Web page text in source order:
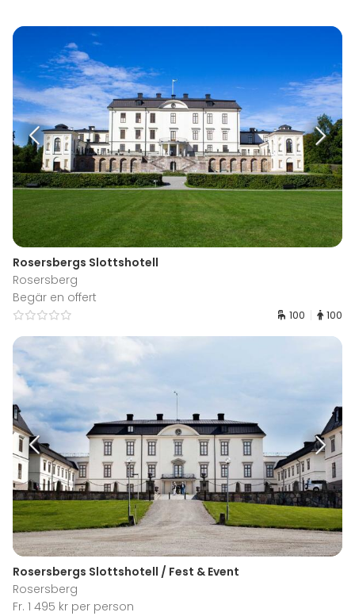
Rosersbergs Slottshotell
Rosersberg
Begär en offert
100 100
Rosersbergs Slottshotell / Fest & Event
Rosersberg
Fr. 1 495 kr per person